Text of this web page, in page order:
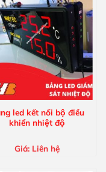
led kết nối bộ điều
khiển nhiệt độ
Giá: Liên hệ